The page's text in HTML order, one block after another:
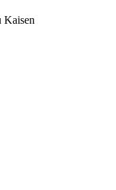
Kaisen